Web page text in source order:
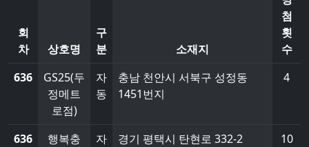
회
차
상호명
구
분
소재지
첨
횟
수
636
GS25(두
정메트
로점)
자
동
충남 천안시 서북구 성정동
1451번지
4
636
행복충
자
경기 평택시 탄현로 332-2 10